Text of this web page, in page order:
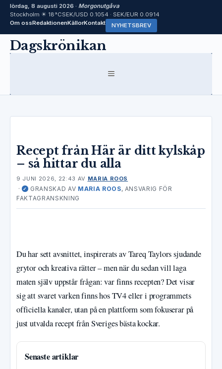
lördag, 8 augusti 2026 · Morgonutgåva
Stockholm ☀ 18°CSEK/USD 0.1054 · SEK/EUR 0.0914
Om ossRedaktionenKällorKontakt NYHETSBREV
HoppaDagskrönikan
MENY
Recept från Här är ditt kylskåp
– så hittar du alla
9 JUNI 2026, 22:43 AV MARIA ROOS
· ✓ GRANSKAD AV MARIA ROOS, ANSVARIG FÖR
FAKTAGRANSKNING
Du har sett avsnittet, inspirerats av Tareq Taylors sjudande
grytor och kreativa rätter – men när du sedan vill laga
maten själv uppstår frågan: var finns recepten? Det visar
sig att svaret varken finns hos TV4 eller i programmets
officiella kanaler, utan på en plattform som fokuserar på
just utvalda recept från Sveriges bästa kockar.
Senaste artiklar